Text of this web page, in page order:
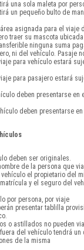
una sola maleta por
un pequeño bulto de
asignada para el viaje
traer su mascota
ninguna suma
ni del vehículo. Pasaje
para vehículo estará
para pasajero estará
deben presentarse en
deben presentarse
deben ser originales.
de la persona que
el propietario del
y el seguro del
por persona, por viaje
presentar tablilla
o astillados no pueden
del vehículo tendrá
de la misma